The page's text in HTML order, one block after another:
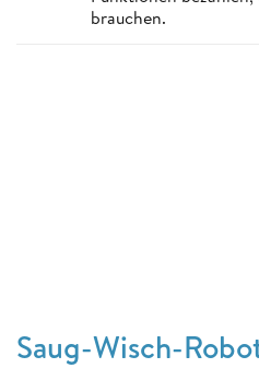
brauchen.
Saug-Wisch-